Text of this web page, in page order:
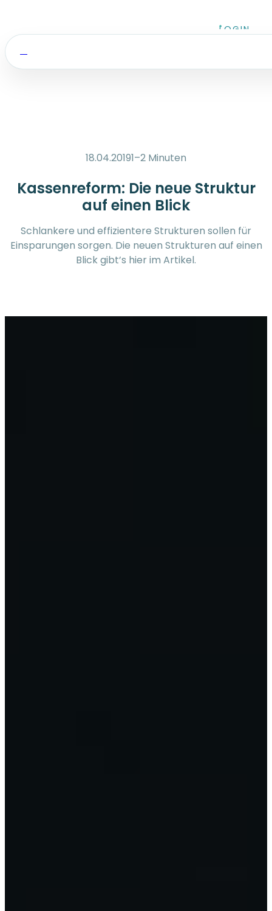
LOGIN
18.04.20191–2 Minuten
Kassenreform: Die neue Struktur
auf einen Blick
Schlankere und effizientere Strukturen sollen für
Einsparungen sorgen. Die neuen Strukturen auf einen
Blick gibt’s hier im Artikel.